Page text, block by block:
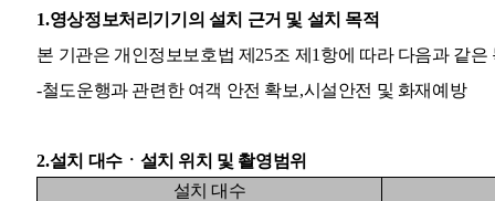
1.영상정보처리기기의 설치 근거 및 설치 목적
본 기관은 개인정보보호법 제 25조 제 1 항에 따라 다음과 같
-철도운행과 관련한 여객 안전 확보 ,시설안전 및 화재예방
2.설치 대수ㆍ 설치 위치 및 촬영범위
설치 대수